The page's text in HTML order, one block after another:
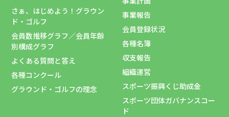
さぁ、はじめよう！グラウン
ド・ゴルフ
会員数推移グラフ／会員年齢
別構成グラフ
よくある質問と答え
各種コンクール
グラウンド・ゴルフの理念
事業報告
会員登録状況
各種名簿
収支報告
組織運営
スポーツ振興くじ助成金
スポーツ団体ガバナンスコー
ド